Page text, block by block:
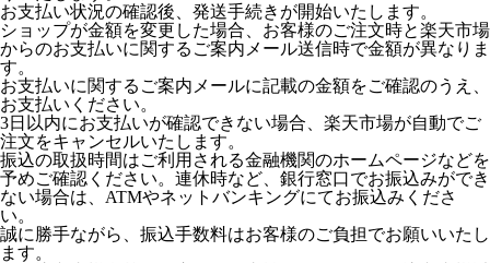
お支払い状況の確認後、発送手続きが開始いたします。
ショップが金額を変更した場合、お客様のご注文時と楽天市場
からのお支払いに関するご案内メール送信時で金額が異なりま
す。
お支払いに関するご案内メールに記載の金額をご確認のうえ、
お支払いください。
3日以内にお支払いが確認できない場合、楽天市場が自動でご
注文をキャンセルいたします。
振込の取扱時間はご利用される金融機関のホームページなどを
予めご確認ください。連休時など、銀行窓口でお振込みができ
ない場合は、ATMやネットバンキングにてお振込みくださ
い。
誠に勝手ながら、振込手数料はお客様のご負担でお願いいたし
ます。